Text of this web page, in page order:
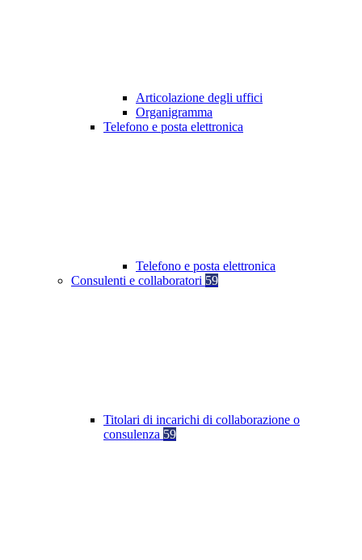
Articolazione degli uffici
Organigramma
Telefono e posta elettronica
Telefono e posta elettronica
Consulenti e collaboratori 59
Titolari di incarichi di collaborazione o
consulenza 59